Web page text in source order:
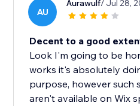
AU
Aurawulf/ Jul 28,
Decent to a good
Look I'm going to be
works it's absolutely
purpose, however such
aren't available on Wix